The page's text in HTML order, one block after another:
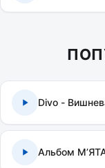
Divo -
Альбом